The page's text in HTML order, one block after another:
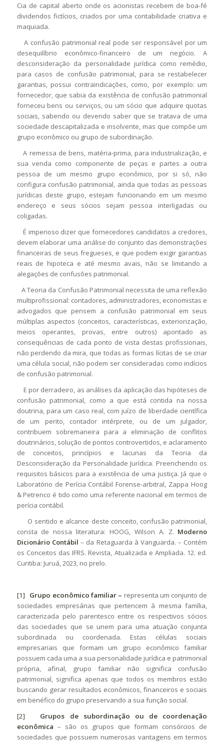
Cia de capital aberto onde os acionistas recebem de boa-fé
dividendos fictícios, criados por uma contabilidade criativa e
maquiada.
A confusão patrimonial real pode ser responsável por um
desequilíbrio econômico-financeiro de um negócio. A
desconsideração da personalidade jurídica como remédio,
para casos de confusão patrimonial, para se restabelecer
garantias, possui contraindicações, como, por exemplo: um
fornecedor, que sabia da existência de confusão patrimonial
forneceu bens ou serviços, ou um sócio que adquire quotas
sociais, sabendo ou devendo saber que se tratava de uma
sociedade descapitalizada e insolvente, mas que compõe um
grupo econômico ou grupo de subordinação.
A remessa de bens, matéria-prima, para industrialização, e
sua venda como componente de peças e partes a outra
pessoa de um mesmo grupo econômico, por si só, não
configura confusão patrimonial, ainda que todas as pessoas
jurídicas deste grupo, estejam funcionando em um mesmo
endereço e seus sócios sejam pessoa interligadas ou
coligadas.
É imperioso dizer que fornecedores candidatos a credores,
devem elaborar uma análise do conjunto das demonstrações
financeiras de seus fregueses, e que podem exigir garantias
reais de hipoteca e até mesmo avais, não se limitando a
alegações de confusões patrimonial.
A Teoria da Confusão Patrimonial necessita de uma reflexão
multiprofissional: contadores, administradores, economistas e
advogados que pensem a confusão patrimonial em seus
múltiplas aspectos (conceitos, características, exteriorização,
meios operantes, provas, entre outros) apontado as
consequências de cada ponto de vista destas profissionais,
não perdendo da mira, que todas as formas lícitas de se criar
uma célula social, não podem ser consideradas como indícios
de confusão patrimonial.
E por derradeiro, as análises da aplicação das hipóteses de
confusão patrimonial, como a que está contida na nossa
doutrina, para um caso real, com juízo de liberdade científica
de um perito, contador intérprete, ou de um julgador,
contribuem sobremaneira para a eliminação de conflitos
doutrinários, solução de pontos controvertidos, e aclaramento
de conceitos, princípios e lacunas da Teoria da
Desconsideração da Personalidade Jurídica. Preenchendo os
requisitos básicos para a existência de uma justiça. Já que o
Laboratório de Perícia Contábil Forense-arbitral, Zappa Hoog
& Petrenco é tido como uma referente nacional em termos de
perícia contábil.
O sentido e alcance deste conceito, confusão patrimonial,
consta de nossa literatura: HOOG, Wilson A. Z. Moderno
Dicionário Contábil – da Retaguarda à Vanguarda. – Contém
os Conceitos das IFRS. Revista, Atualizada e Ampliada. 12. ed.
Curitiba: Juruá, 2023, no prelo.
[1] Grupo econômico familiar – representa um conjunto de
sociedades empresárias que pertencem à mesma família,
caracterizada pelo parentesco entre os respectivos sócios
das sociedades que se unem para uma atuação conjunta
subordinada ou coordenada. Estas células sociais
empresariais que formam um grupo econômico familiar
possuem cada uma a sua personalidade jurídica e patrimonial
própria, afinal, grupo familiar não significa confusão
patrimonial, significa apenas que todos os membros estão
buscando gerar resultados econômicos, financeiros e sociais
em benéfico do grupo preservando a sua função social.
[2]
Grupos de subordinação ou de coordenação
econômica – são os grupos que formam consórcios de
sociedades que possuem numerosas vantagens em termos